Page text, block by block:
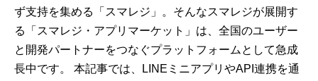
ず支持を集める「スマレジ」。そんなスマレジが展開す
る「スマレジ・アプリマーケット」は、全国のユーザー
と開発パートナーをつなぐプラットフォームとして急成
長中です。 本記事では、LINEミニアプリやAPI連携を通